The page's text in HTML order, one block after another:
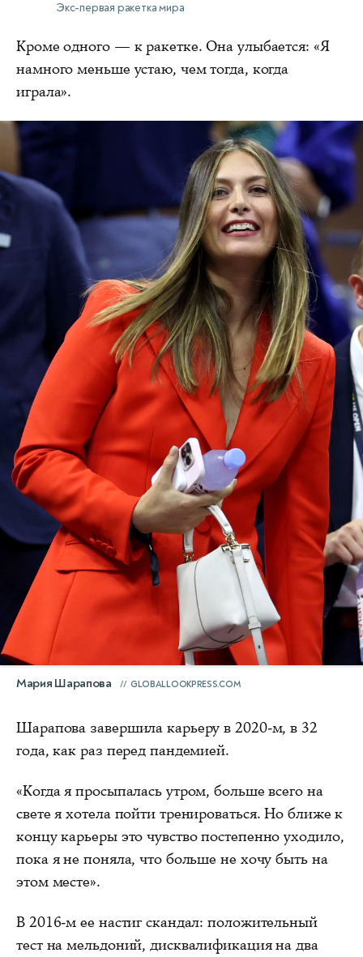
Экс-первая ракетка мира
Кроме одного — к ракетке. Она улыбается: «Я
намного меньше устаю, чем тогда, когда
играла».
Мария Шарапова GLOBALLOOKPRESS.COM
Шарапова завершила карьеру в 2020-м, в 32
года, как раз перед пандемией.
«Когда я просыпалась утром, больше всего на
свете я хотела пойти тренироваться. Но ближе к
концу карьеры это чувство постепенно уходило,
пока я не поняла, что больше не хочу быть на
этом месте».
В 2016-м ее настиг скандал: положительный
тест на мельдоний, дисквалификация на два